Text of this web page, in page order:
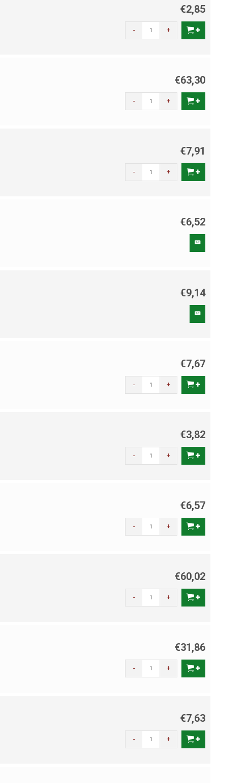
€2,85
- +
€63,30
- +
€7,91
- +
€6,52
€9,14
€7,67
- +
€3,82
- +
€6,57
- +
€60,02
- +
€31,86
- +
€7,63
- +